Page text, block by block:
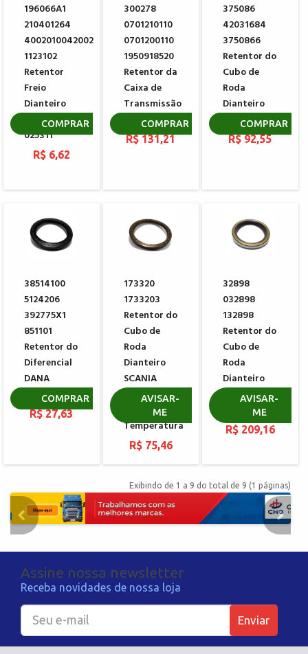
196066A1
210401264
4002010042002
1123102
Retentor
Freio
Dianteiro
CARRARO
025311
R$ 6,62
COMPRAR
300278
0701210110
0701200110
1950918520
Retentor da
Caixa de
Transmissão
KOMATSU
R$ 131,21
COMPRAR
375086
42031684
3750866
Retentor do
Cubo de
Roda
Dianteiro
SCANIA
R$ 92,55
COMPRAR
38514100
5124206
392775X1
851101
Retentor do
Diferencial
DANA
001030033
R$ 27,63
COMPRAR
173320
1733203
Retentor do
Cubo de
Roda
Dianteiro
SCANIA
AM55 AM60
Temperatura
R$ 75,46
AVISAR-
ME
32898
032898
132898
Retentor do
Cubo de
Roda
Dianteiro
MERITOR
806553
R$ 209,16
AVISAR-
ME
Exibindo de 1 a 9 do total de 9 (1 páginas)
Assine nossa newsletter
Receba novidades de nossa loja
Enviar